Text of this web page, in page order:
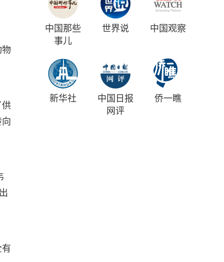
供
中国那些
事儿
世界说 中国观察
新华社
中国日报
网评
侨一瞧